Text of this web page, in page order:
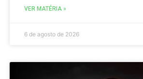
VER MATÉRIA »
6 de agosto de 2026